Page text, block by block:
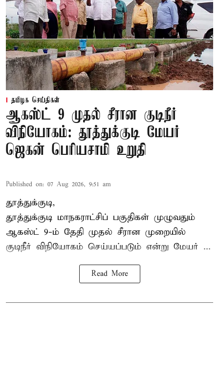
தமிழக செய்திகள்
ஆகஸ்ட் 9 முதல் சீரான குடிநீர்
விநியோகம்: தூத்துக்குடி மேயர்
ஜெகன் பெரியசாமி உறுதி
Published on: 07 Aug 2026, 9:51 am
தூத்துக்குடி,
தூத்துக்குடி மாநகராட்சிப் பகுதிகள் முழுவதும்
ஆகஸ்ட் 9-ம் தேதி முதல் சீரான முறையில்
குடிநீர் விநியோகம் செய்யப்படும் என்று மேயர் ...
Read More